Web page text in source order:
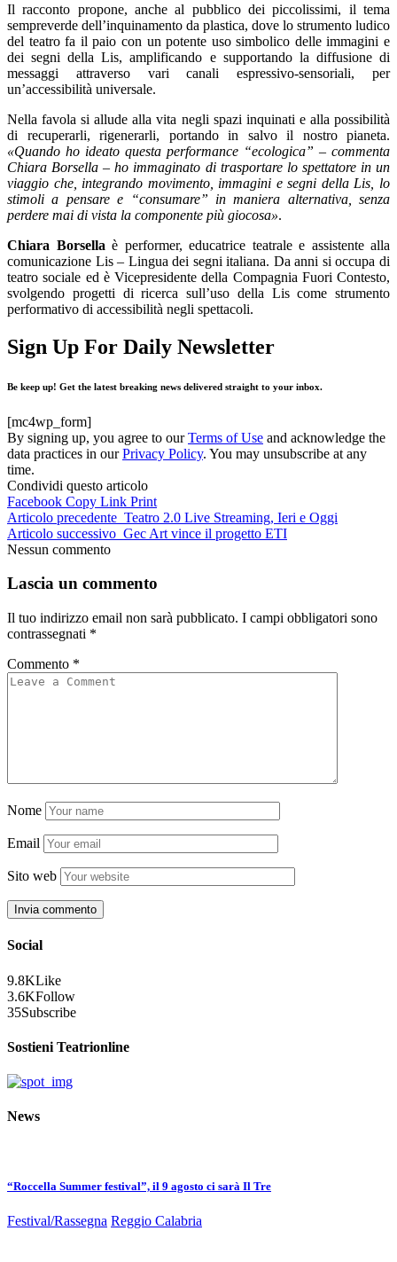
Il racconto propone, anche al pubblico dei piccolissimi, il tema
sempreverde dell’inquinamento da plastica, dove lo strumento ludico
del teatro fa il paio con un potente uso simbolico delle immagini e
dei segni della Lis, amplificando e supportando la diffusione di
messaggi attraverso vari canali espressivo-sensoriali, per
un’accessibilità universale.
Nella favola si allude alla vita negli spazi inquinati e alla possibilità
di recuperarli, rigenerarli, portando in salvo il nostro pianeta.
«Quando ho ideato questa performance “ecologica” – commenta
Chiara Borsella – ho immaginato di trasportare lo spettatore in un
viaggio che, integrando movimento, immagini e segni della Lis, lo
stimoli a pensare e “consumare” in maniera alternativa, senza
perdere mai di vista la componente più giocosa».
Chiara Borsella è performer, educatrice teatrale e assistente alla
comunicazione Lis – Lingua dei segni italiana. Da anni si occupa di
teatro sociale ed è Vicepresidente della Compagnia Fuori Contesto,
svolgendo progetti di ricerca sull’uso della Lis come strumento
performativo di accessibilità negli spettacoli.
Sign Up For Daily Newsletter
Be keep up! Get the latest breaking news delivered straight to your inbox.
[mc4wp_form]
By signing up, you agree to ourTerms of Use and acknowledge the
data practices in ourPrivacy Policy. You may unsubscribe at any
time.
Condividi questo articolo
Facebook Copy Link Print
Articolo precedente Teatro 2.0 Live Streaming, Ieri e Oggi
Articolo successivo Gec Art vince il progetto ETI
Nessun commento
Lascia un commento
Il tuo indirizzo email non sarà pubblicato. I campi obbligatori sono
contrassegnati *
Commento *
Nome
Email
Sito web
Social
9.8KLike
3.6KFollow
35Subscribe
Sostieni Teatrionline
News
“Roccella Summer festival”, il 9 agosto ci sarà Il Tre
Festival/Rassegna Reggio Calabria